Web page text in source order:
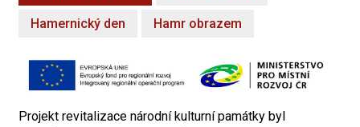
Hamernický den Hamr obrazem
Projekt revitalizace národní kulturní památky byl